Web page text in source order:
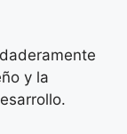
y la